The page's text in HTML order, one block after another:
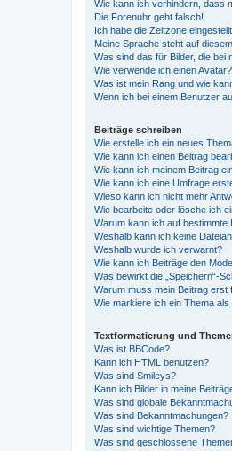
Wie kann ich verhindern, dass
Die Forenuhr geht falsch!
Ich habe die Zeitzone
Meine Sprache steht auf
Was sind das für Bilder, die bei
Wie verwende ich einen Avatar?
Was ist mein Rang und wie
Wenn ich bei einem Benutzer
Beiträge schreiben
Wie erstelle ich ein neues
Wie kann ich einen Beitrag
Wie kann ich meinem Beitrag
Wie kann ich eine Umfrage
Wieso kann ich nicht mehr
Wie bearbeite oder lösche ich
Warum kann ich auf bestimmte
Weshalb kann ich keine
Weshalb wurde ich verwarnt?
Wie kann ich Beiträge den
Was bewirkt die „Speichern“-
Warum muss mein Beitrag erst
Wie markiere ich ein Thema als
Textformatierung und
Was ist BBCode?
Kann ich HTML benutzen?
Was sind Smileys?
Kann ich Bilder in meine
Was sind globale
Was sind Bekanntmachungen?
Was sind wichtige Themen?
Was sind geschlossene